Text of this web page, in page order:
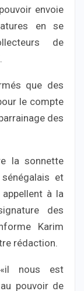
envoie
en se
de
que des
le compte
des
la sonnette
et
à la
des
Karim
rédaction.
nous est
pouvoir de